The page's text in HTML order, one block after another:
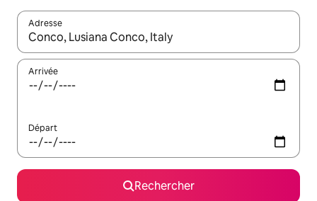
Adresse
Lorsque les résultats s'affichent, utilisez les flèches vers le
Arrivée
Départ
Rechercher